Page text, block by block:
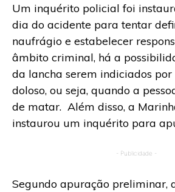
Um inquérito policial foi
dia do acidente para tentar
naufrágio e estabelecer
âmbito criminal, há a
da lancha serem indiciados
doloso, ou seja, quando a
de matar. Além disso, a
instaurou um inquérito para
- Publicidade -
Segundo apuração preliminar,